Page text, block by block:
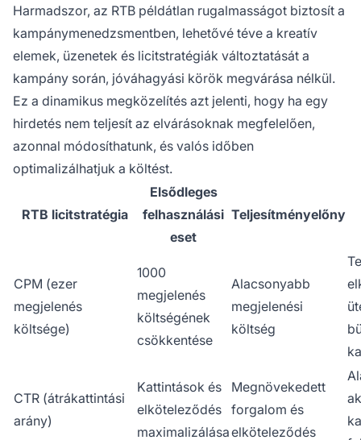
Harmadszor, az RTB példátlan rugalmasságot biztosít a
kampánymenedzsmentben, lehetővé téve a kreatív
elemek, üzenetek és licitstratégiák változtatását a
kampány során, jóváhagyási körök megvárása nélkül.
Ez a dinamikus megközelítés azt jelenti, hogy ha egy
hirdetés nem teljesít az elvárásoknak megfelelően,
azonnal módosíthatunk, és valós időben
optimalizálhatjuk a költést.
RTB licitstratégia
Elsődleges
felhasználási
eset
Teljesítményelőny
CPM (ezer
megjelenés
költsége)
1000
megjelenés
költségének
csökkentése
Alacsonyabb
megjelenési
költség
CTR (átrákattintási
arány)
Kattintások és
elköteleződés
maximalizálása
Megnövekedett
forgalom és
elköteleződés